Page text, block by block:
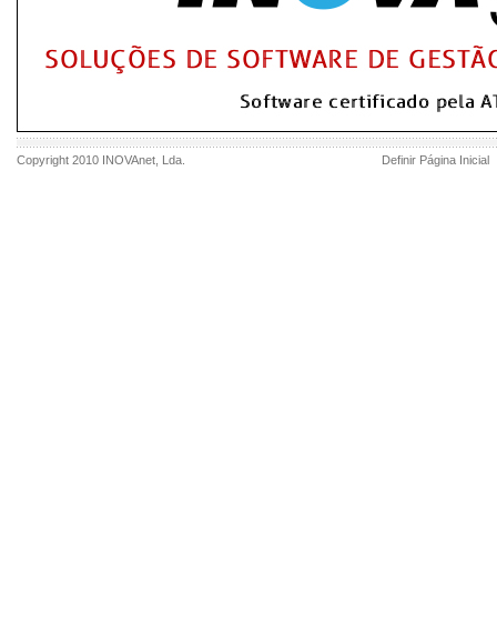
Copyright 2010 INOVAnet , Lda. Definir Página Inicial